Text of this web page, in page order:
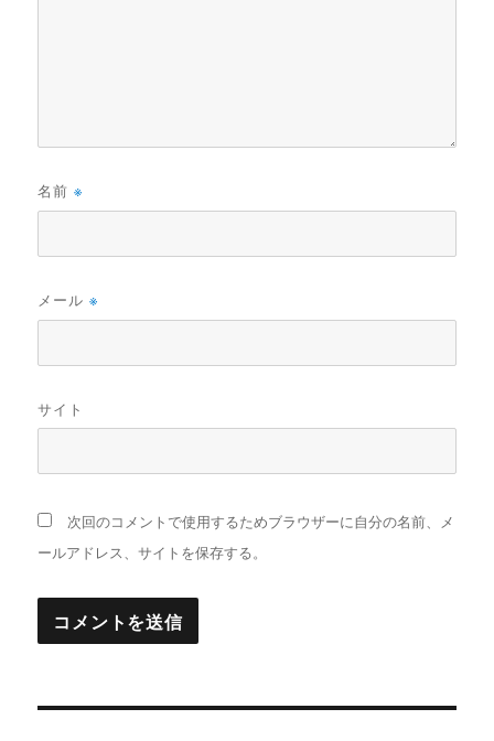
名前※
メール※
サイト
次回のコメントで使用するためブラウザーに自分の名前、メ
ールアドレス、サイトを保存する。